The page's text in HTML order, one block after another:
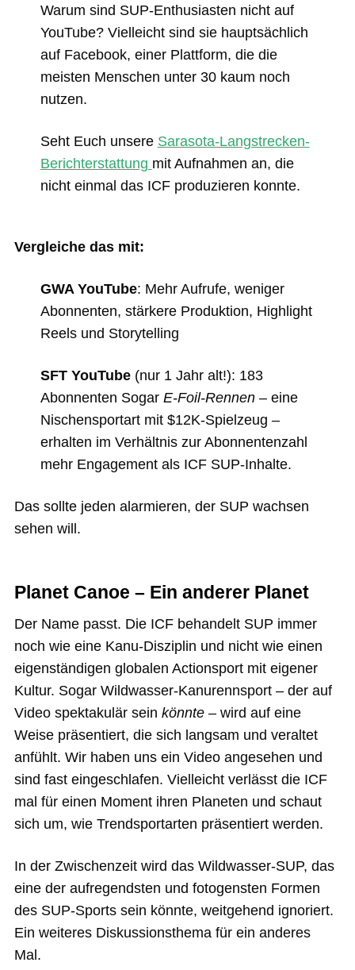
Warum sind SUP-Enthusiasten nicht auf
YouTube? Vielleicht sind sie hauptsächlich
auf Facebook, einer Plattform, die die
meisten Menschen unter 30 kaum noch
nutzen.
Seht Euch unsere Sarasota-Langstrecken-
Berichterstattung mit Aufnahmen an, die
nicht einmal das ICF produzieren konnte.
Vergleiche das mit:
GWA YouTube: Mehr Aufrufe, weniger
Abonnenten, stärkere Produktion, Highlight
Reels und Storytelling
SFT YouTube(nur 1 Jahr alt!): 183
Abonnenten Sogar E-Foil-Rennen– eine
Nischensportart mit $12K-Spielzeug –
erhalten im Verhältnis zur Abonnentenzahl
mehr Engagement als ICF SUP-Inhalte.
Das sollte jeden alarmieren, der SUP wachsen
sehen will.
Planet Canoe – Ein anderer Planet
Der Name passt. Die ICF behandelt SUP immer
noch wie eine Kanu-Disziplin und nicht wie einen
eigenständigen globalen Actionsport mit eigener
Kultur. Sogar Wildwasser-Kanurennsport – der auf
Video spektakulär sein könnte– wird auf eine
Weise präsentiert, die sich langsam und veraltet
anfühlt. Wir haben uns ein Video angesehen und
sind fast eingeschlafen. Vielleicht verlässt die ICF
mal für einen Moment ihren Planeten und schaut
sich um, wie Trendsportarten präsentiert werden.
In der Zwischenzeit wird das Wildwasser-SUP, das
eine der aufregendsten und fotogensten Formen
des SUP-Sports sein könnte, weitgehend ignoriert.
Ein weiteres Diskussionsthema für ein anderes
Mal.